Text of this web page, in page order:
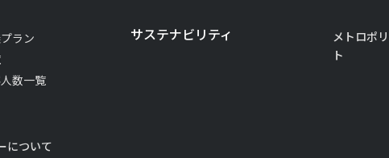
ラン
数一覧
について
サステナビリティ
メトロポ
ト